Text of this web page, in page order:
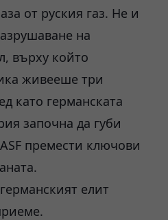
от руския газ. Не и
на
върху който
живееше три
като германската
започна да губи
премести ключови
елит